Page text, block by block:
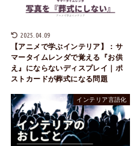
2025.04.09
【アニメで学ぶインテリア】：サ
マータイムレンダで覚える『お供
え』にならないディスプレイ｜ポ
ストカードが葬式になる問題
インテリア言語化